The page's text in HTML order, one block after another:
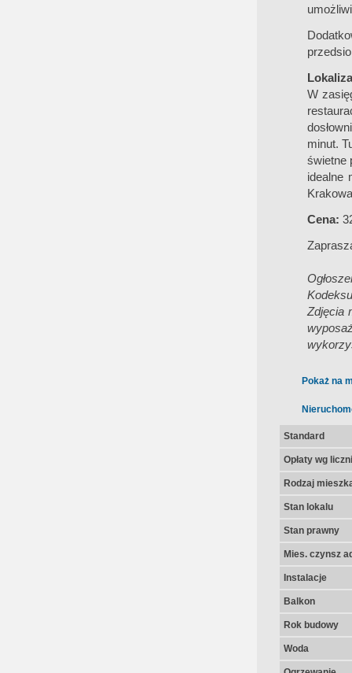
W
minut.
świetne
idealne
Cena:
Zdjęcia
Pokaż na
Standard
Opłaty wg
Rodzaj
Stan lokalu
Stan prawny
Mies. czynsz
Instalacje
Balkon
Rok budowy
Woda